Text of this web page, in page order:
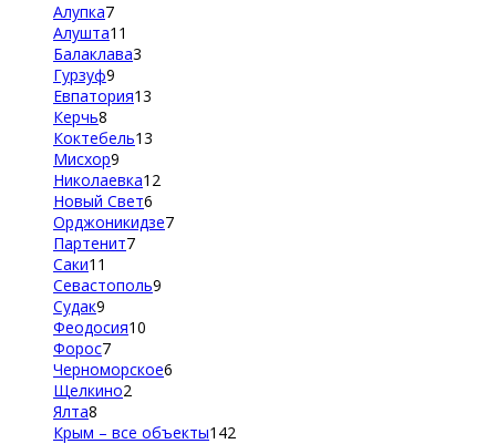
Алупка7
Алушта11
Балаклава3
Гурзуф9
Евпатория13
Керчь8
Коктебель13
Мисхор9
Николаевка12
Новый Свет6
Орджоникидзе7
Партенит7
Саки11
Севастополь9
Судак9
Феодосия10
Форос7
Черноморское6
Щелкино2
Ялта8
Крым – все объекты142